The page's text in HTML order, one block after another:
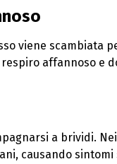
viene scambiata
affannoso e
a brividi.
causando